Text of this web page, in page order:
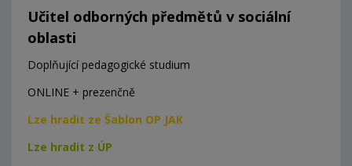
Učitel odborných předmětů v sociální
oblasti
Doplňující pedagogické studium
ONLINE + prezenčně
Lze hradit ze Šablon OP JAK
Lze hradit z ÚP